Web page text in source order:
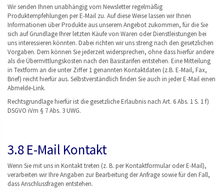
Wir senden Ihnen unabhängig vom Newsletter regelmäßig
Produktempfehlungen per E-Mail zu. Auf diese Weise lassen wir Ihnen
Informationen über Produkte aus unserem Angebot zukommen, für die Sie
sich auf Grundlage Ihrer letzten Käufe von Waren oder Dienstleistungen bei
uns interessieren könnten. Dabei richten wir uns streng nach den gesetzlichen
Vorgaben. Dem können Sie jederzeit widersprechen, ohne dass hierfür andere
als die Übermittlungskosten nach den Basistarifen entstehen. Eine Mitteilung
in Textform an die unter Ziffer 1 genannten Kontaktdaten (z.B. E-Mail, Fax,
Brief) reicht hierfür aus. Selbstverständlich finden Sie auch in jeder E-Mail einen
Abmelde-Link.
Rechtsgrundlage hierfür ist die gesetzliche Erlaubnis nach Art. 6 Abs. 1 S. 1 f)
DSGVO iVm § 7 Abs. 3 UWG.
3.8 E-Mail Kontakt
Wenn Sie mit uns in Kontakt treten (z. B. per Kontaktformular oder E-Mail),
verarbeiten wir Ihre Angaben zur Bearbeitung der Anfrage sowie für den Fall,
dass Anschlussfragen entstehen.